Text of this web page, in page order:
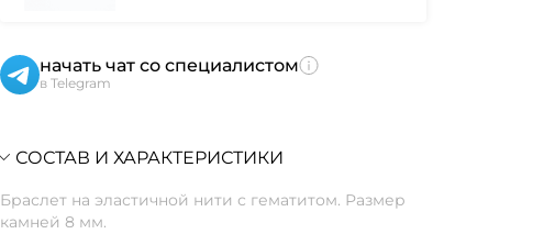
начать чат со специалистом
в Telegram
СОСТАВ И ХАРАКТЕРИСТИКИ
Браслет на эластичной нити с гематитом. Размер
камней 8 мм.